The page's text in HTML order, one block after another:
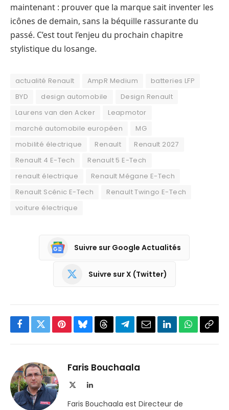
maintenant : prouver que la marque sait inventer les
icônes de demain, sans la béquille rassurante du
passé. C’est tout l’enjeu du prochain chapitre
stylistique du losange.
actualité Renault AmpR Medium
batteries LFP
BYD
design automobile
Design Renault
Laurens van den Acker
Leapmotor
marché automobile européen
MG
mobilité électrique
Renault
Renault 2027
Renault 4 E-Tech
Renault 5 E-Tech
renault électrique
Renault Mégane E-Tech
Renault Scénic E-Tech
Renault Twingo E-Tech
voiture électrique
Suivre sur Google Actualités
Suivre sur X (Twitter)
Facebook
TwitterPinterestBlueskyThreadsPartager
Telegram
EmailLinkedInWhatsApp
Faris Bouchaala
LinkedIn
Faris Bouchaala est Directeur de